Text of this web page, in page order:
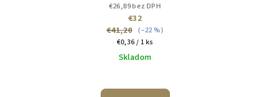
€26,89 bez DPH
€32
€41,20 (–22 %)
Jednotková
cena:
€0,36 / 1 ks
Skladom